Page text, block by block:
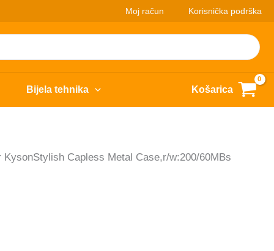
Moj račun Korisnička podrška
Bijela tehnika Košarica
Capless Metal Case,r/w:200/60MBs